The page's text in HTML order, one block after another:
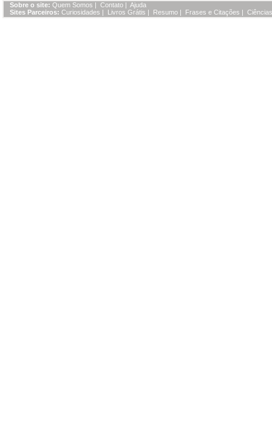
Sobre o site: Quem Somos | Contato | Ajuda
Sites Parceiros: Curiosidades | Livros Grátis | Resumo | Frases e Citações |